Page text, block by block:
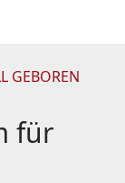
GEBOREN
für